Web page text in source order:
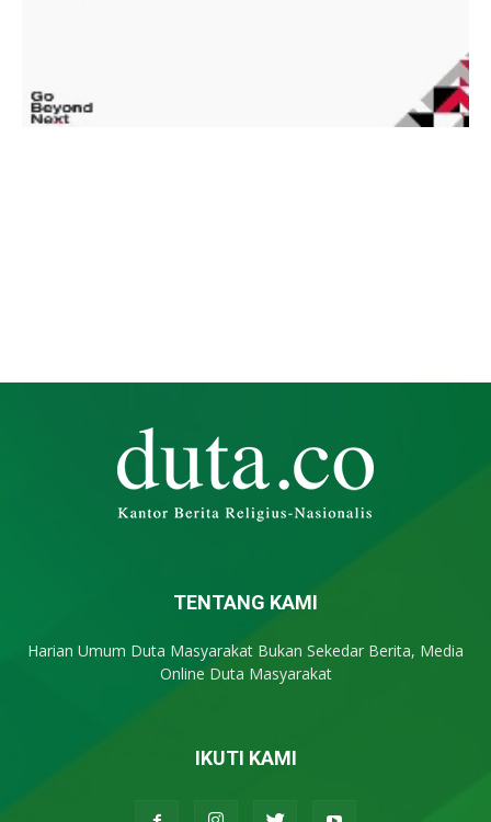
TENTANG KAMI
Harian Umum Duta Masyarakat Bukan Sekedar Berita, Media
Online Duta Masyarakat
IKUTI KAMI